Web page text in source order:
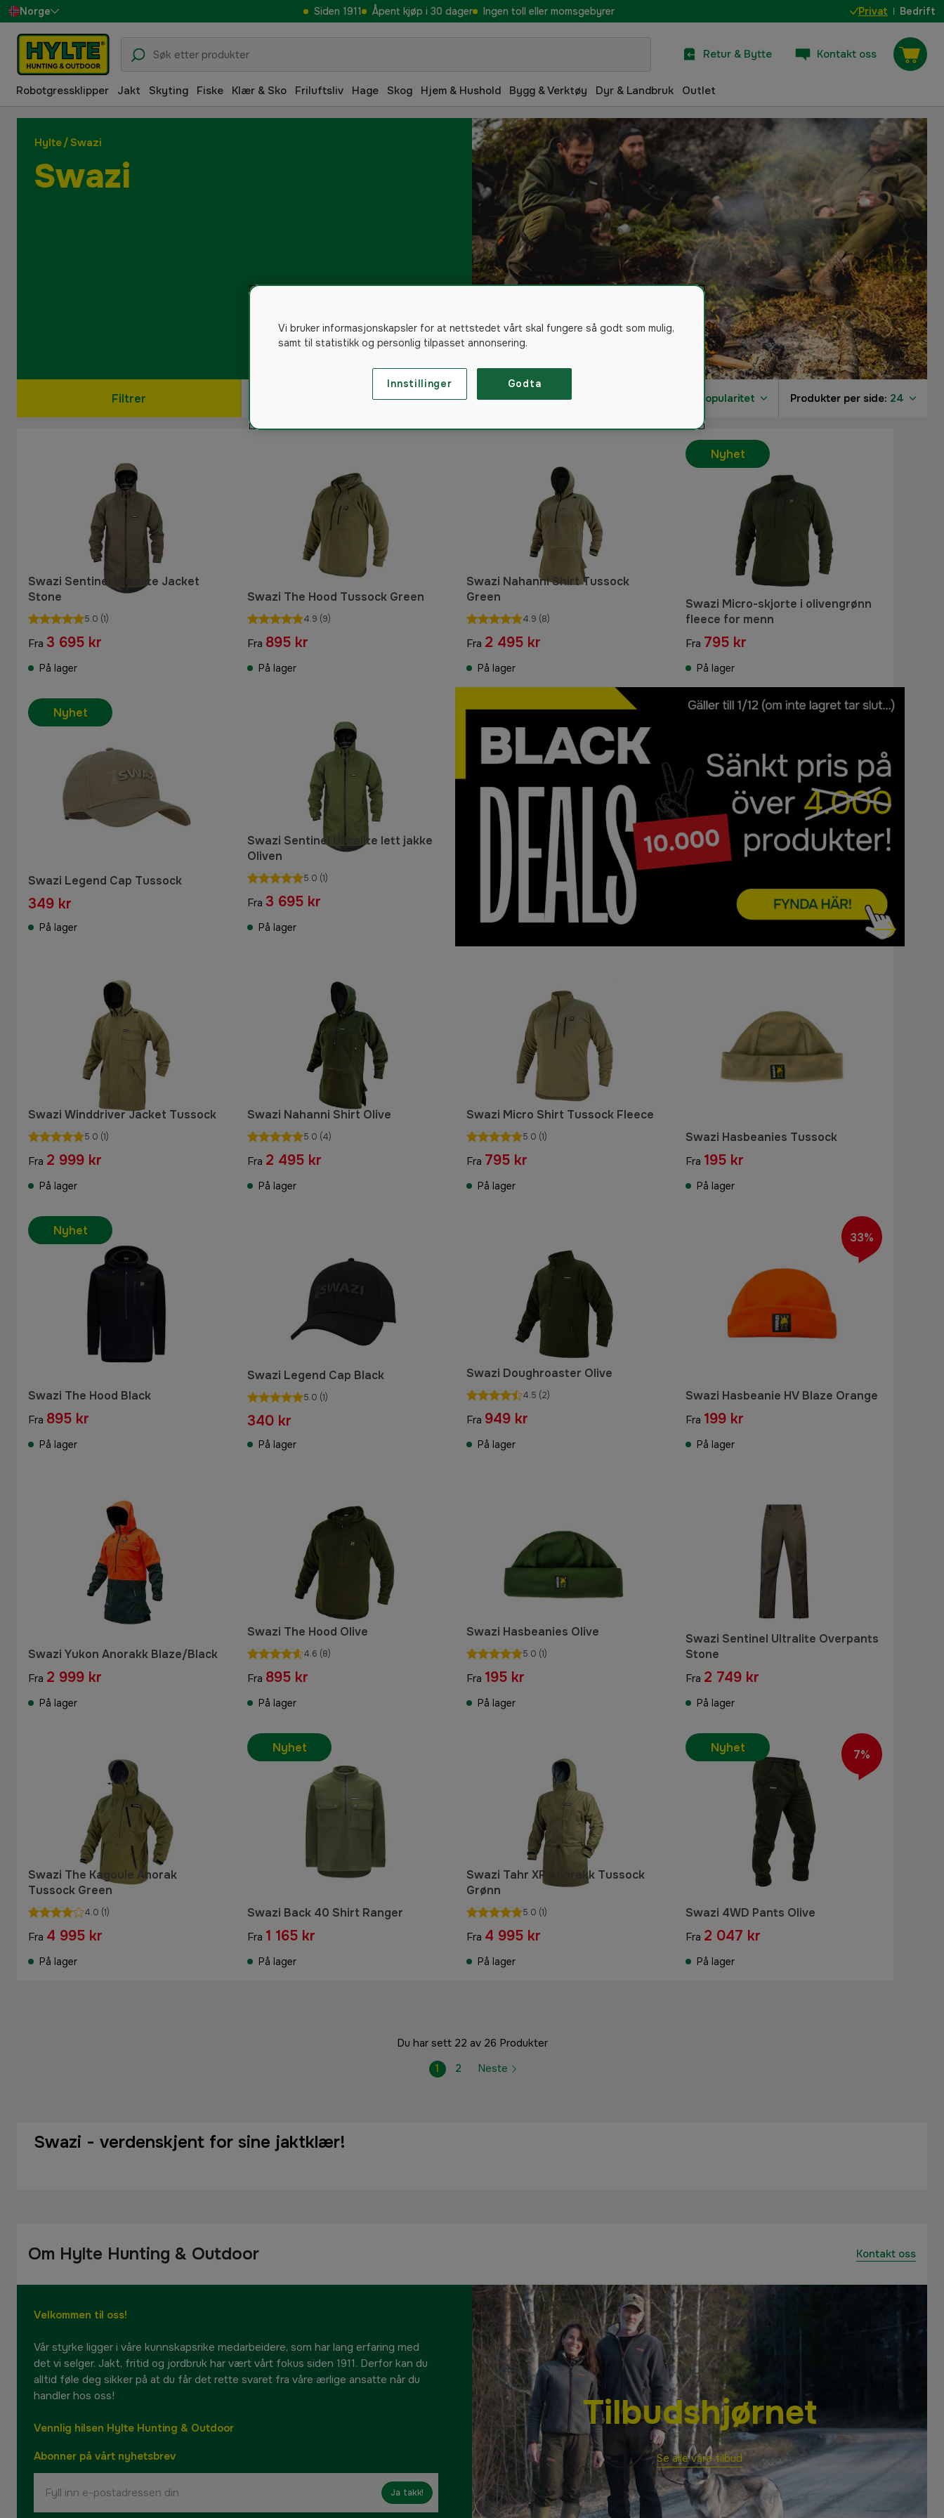
Norge
Sverige
Danmark
Suomi
Siden 1911 Åpent kjøp i 30 dager Ingen toll eller momsgebyrer Privat Bedrift
Retur & Bytte Kontakt oss
Robotgressklipper Jakt Skyting Fiske Klær & Sko Friluftsliv Hage Skog Hjem & Hushold Bygg & Verktøy Dyr & Landbruk Outlet
Hylte/ Swazi
Swazi
Filtrer 26produkter Popularitet Produkter per side: 24
Swazi Sentinel Ultralite Jacket
Stone
5.0 (1)
Fra 3 695 kr
På lager
Swazi The Hood Tussock Green
4.9 (9)
Fra 895 kr
På lager
Swazi Nahanni Shirt Tussock
Green
4.9 (8)
Fra 2 495 kr
På lager
Swazi Micro-skjorte i olivengrønn
fleece for menn
Fra 795 kr
På lager
Nyhet
Swazi Legend Cap Tussock
349 kr
På lager
Nyhet
Swazi Sentinel Ultralite lett jakke
Oliven
5.0 (1)
Fra 3 695 kr
På lager
Swazi Winddriver Jacket Tussock
5.0 (1)
Fra 2 999 kr
På lager
Swazi Nahanni Shirt Olive
5.0 (4)
Fra 2 495 kr
På lager
Swazi Micro Shirt Tussock Fleece
5.0 (1)
Fra 795 kr
På lager
Swazi Hasbeanies Tussock
Fra 195 kr
På lager
Swazi The Hood Black
Fra 895 kr
På lager
Nyhet
Swazi Legend Cap Black
5.0 (1)
340 kr
På lager
Swazi Doughroaster Olive
4.5 (2)
Fra 949 kr
På lager
Swazi Hasbeanie HV Blaze Orange
Fra 199 kr
På lager
33%
Swazi Yukon Anorakk Blaze/Black
Fra 2 999 kr
På lager
Swazi The Hood Olive
4.6 (8)
Fra 895 kr
På lager
Swazi Hasbeanies Olive
5.0 (1)
Fra 195 kr
På lager
Swazi Sentinel Ultralite Overpants
Stone
Fra 2 749 kr
På lager
Swazi The Kagoule Anorak
Tussock Green
4.0 (1)
Fra 4 995 kr
På lager
Swazi Back 40 Shirt Ranger
Fra 1 165 kr
På lager
Nyhet
Swazi Tahr XP Anorakk Tussock
Grønn
5.0 (1)
Fra 4 995 kr
På lager
Swazi 4WD Pants Olive
Fra 2 047 kr
På lager
Nyhet 7%
Du har sett 22 av 26 Produkter
1
2 Neste
Swazi - verdenskjent for sine jaktklær!
Om Hylte Hunting & Outdoor Kontakt oss
Velkommen til oss!
Vår styrke ligger i våre kunnskapsrike medarbeidere, som har lang erfaring med
det vi selger. Jakt, fritid og jordbruk har vært vårt fokus siden 1911. Derfor kan du
alltid føle deg sikker på at du får det rette svaret fra våre ærlige ansatte når du
handler hos oss!
Vennlig hilsen Hylte Hunting & Outdoor
Abonner på vårt nyhetsbrev
Ja takk!
Tilbudshjørnet
Se alle våre tilbud
Vi bruker informasjonskapsler for at nettstedet vårt skal fungere så godt som mulig,
samt til statistikk og personlig tilpasset annonsering.
Innstillinger Godta